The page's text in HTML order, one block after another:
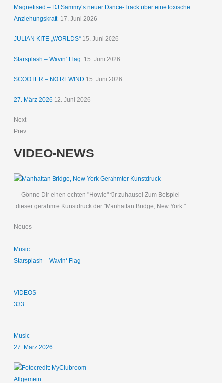
Magnetised – DJ Sammy‘s neuer Dance-Track über eine toxische
Anziehungskraft 17. Juni 2026
JULIAN KITE „WORLDS“ 15. Juni 2026
Starsplash – Wavin‘ Flag 15. Juni 2026
SCOOTER – NO REWIND 15. Juni 2026
27. März 2026 12. Juni 2026
Next
Prev
VIDEO-NEWS
Gönne Dir einen echten "Howie" für zuhause! Zum Beispiel
dieser gerahmte Kunstdruck der "Manhattan Bridge, New York "
Neues
Music
Starsplash – Wavin‘ Flag
VIDEOS
333
Music
27. März 2026
Allgemein